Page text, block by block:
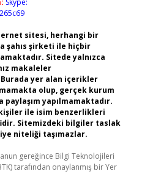
Skype:
sitesi, herhangi bir
şahıs şirketi ile hiçbir
Sitede yalnızca
makaleler
Burada yer alan içerikler
olup, gerçek kurum
paylaşım yapılmamaktadır.
ile isim benzerlikleri
Sitemizdeki bilgiler taslak
niteliği taşımazlar.
gereğince Bilgi Teknolojileri
tarafından onaylanmış bir Yer